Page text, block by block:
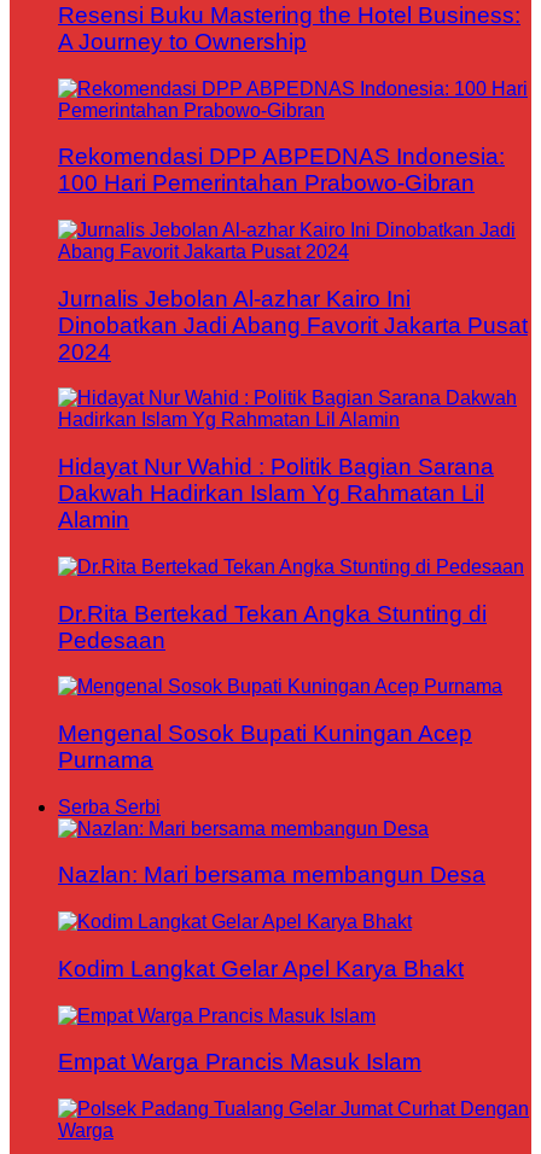
Resensi Buku Mastering the Hotel Business:
A Journey to Ownership
Rekomendasi DPP ABPEDNAS Indonesia:
100 Hari Pemerintahan Prabowo-Gibran
Jurnalis Jebolan Al-azhar Kairo Ini
Dinobatkan Jadi Abang Favorit Jakarta Pusat
2024
Hidayat Nur Wahid : Politik Bagian Sarana
Dakwah Hadirkan Islam Yg Rahmatan Lil
Alamin
Dr.Rita Bertekad Tekan Angka Stunting di
Pedesaan
Mengenal Sosok Bupati Kuningan Acep
Purnama
Serba Serbi
Nazlan: Mari bersama membangun Desa
Kodim Langkat Gelar Apel Karya Bhakt
Empat Warga Prancis Masuk Islam